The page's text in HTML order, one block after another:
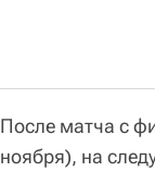
После матча с
ноября), на